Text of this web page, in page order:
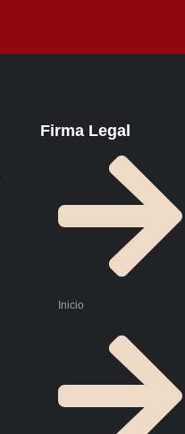
Firma Legal
Inicio